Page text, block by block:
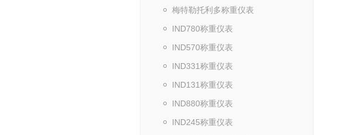
梅特勒托利多称重仪表
IND780称重仪表
IND570称重仪表
IND331称重仪表
IND131称重仪表
IND880称重仪表
IND245称重仪表